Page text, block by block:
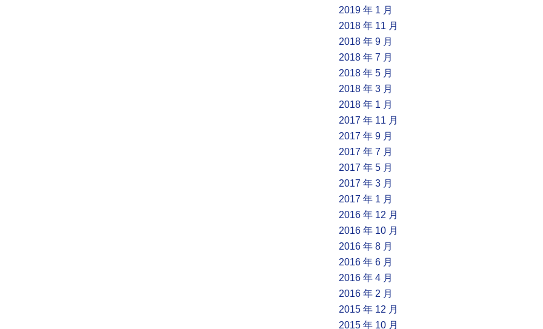
2019 年 1 月
2018 年 11 月
2018 年 9 月
2018 年 7 月
2018 年 5 月
2018 年 3 月
2018 年 1 月
2017 年 11 月
2017 年 9 月
2017 年 7 月
2017 年 5 月
2017 年 3 月
2017 年 1 月
2016 年 12 月
2016 年 10 月
2016 年 8 月
2016 年 6 月
2016 年 4 月
2016 年 2 月
2015 年 12 月
2015 年 10 月